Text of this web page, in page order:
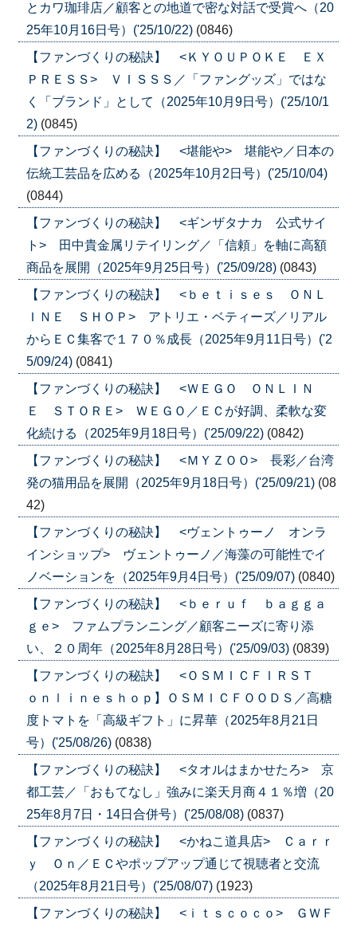
とカワ珈琲店／顧客との地道で密な対話で受賞へ（20
25年10月16日号）('25/10/22) (0846)
【ファンづくりの秘訣】 <ＫＹＯＵＰＯＫＥ ＥＸ
ＰＲＥＳＳ> ＶＩＳＳＳ／「ファングッズ」ではな
く「ブランド」として（2025年10月9日号）('25/10/1
2) (0845)
【ファンづくりの秘訣】 <堪能や> 堪能や／日本の
伝統工芸品を広める（2025年10月2日号）('25/10/04)
(0844)
【ファンづくりの秘訣】 <ギンザタナカ 公式サイ
ト> 田中貴金属リテイリング／「信頼」を軸に高額
商品を展開（2025年9月25日号）('25/09/28) (0843)
【ファンづくりの秘訣】 <ｂｅｔｉｓｅｓ ＯＮＬ
ＩＮＥ ＳＨＯＰ> アトリエ・ベティーズ／リアル
からＥＣ集客で１７０％成長（2025年9月11日号）('2
5/09/24) (0841)
【ファンづくりの秘訣】 <ＷＥＧＯ ＯＮＬＩＮ
Ｅ ＳＴＯＲＥ> ＷＥＧＯ／ＥＣが好調、柔軟な変
化続ける（2025年9月18日号）('25/09/22) (0842)
【ファンづくりの秘訣】 <ＭＹＺＯＯ> 長彩／台湾
発の猫用品を展開（2025年9月18日号）('25/09/21) (08
42)
【ファンづくりの秘訣】 <ヴェントゥーノ オンラ
インショップ> ヴェントゥーノ／海藻の可能性でイ
ノベーションを（2025年9月4日号）('25/09/07) (0840)
【ファンづくりの秘訣】 <ｂｅｒｕｆ ｂａｇｇａ
ｇｅ> ファムプランニング／顧客ニーズに寄り添
い、２０周年（2025年8月28日号）('25/09/03) (0839)
【ファンづくりの秘訣】 <ＯＳＭＩＣＦＩＲＳＴ
ｏｎｌｉｎｅｓｈｏｐ】ＯＳＭＩＣＦＯＯＤＳ／高糖
度トマトを「高級ギフト」に昇華（2025年8月21日
号）('25/08/26) (0838)
【ファンづくりの秘訣】 <タオルはまかせたろ> 京
都工芸／「おもてなし」強みに楽天月商４１％増（20
25年8月7日・14日合併号）('25/08/08) (0837)
【ファンづくりの秘訣】 <かねこ道具店> Ｃａｒｒ
ｙ Ｏｎ／ＥＣやポップアップ通じて視聴者と交流
（2025年8月21日号）('25/08/07) (1923)
【ファンづくりの秘訣】 <ｉｔｓｃｏｃｏ> ＧＷＦ